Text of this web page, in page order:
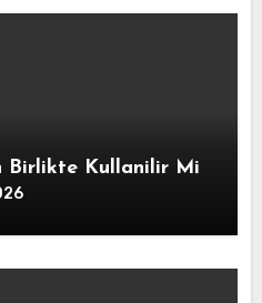
Birlikte Kullanilir Mi